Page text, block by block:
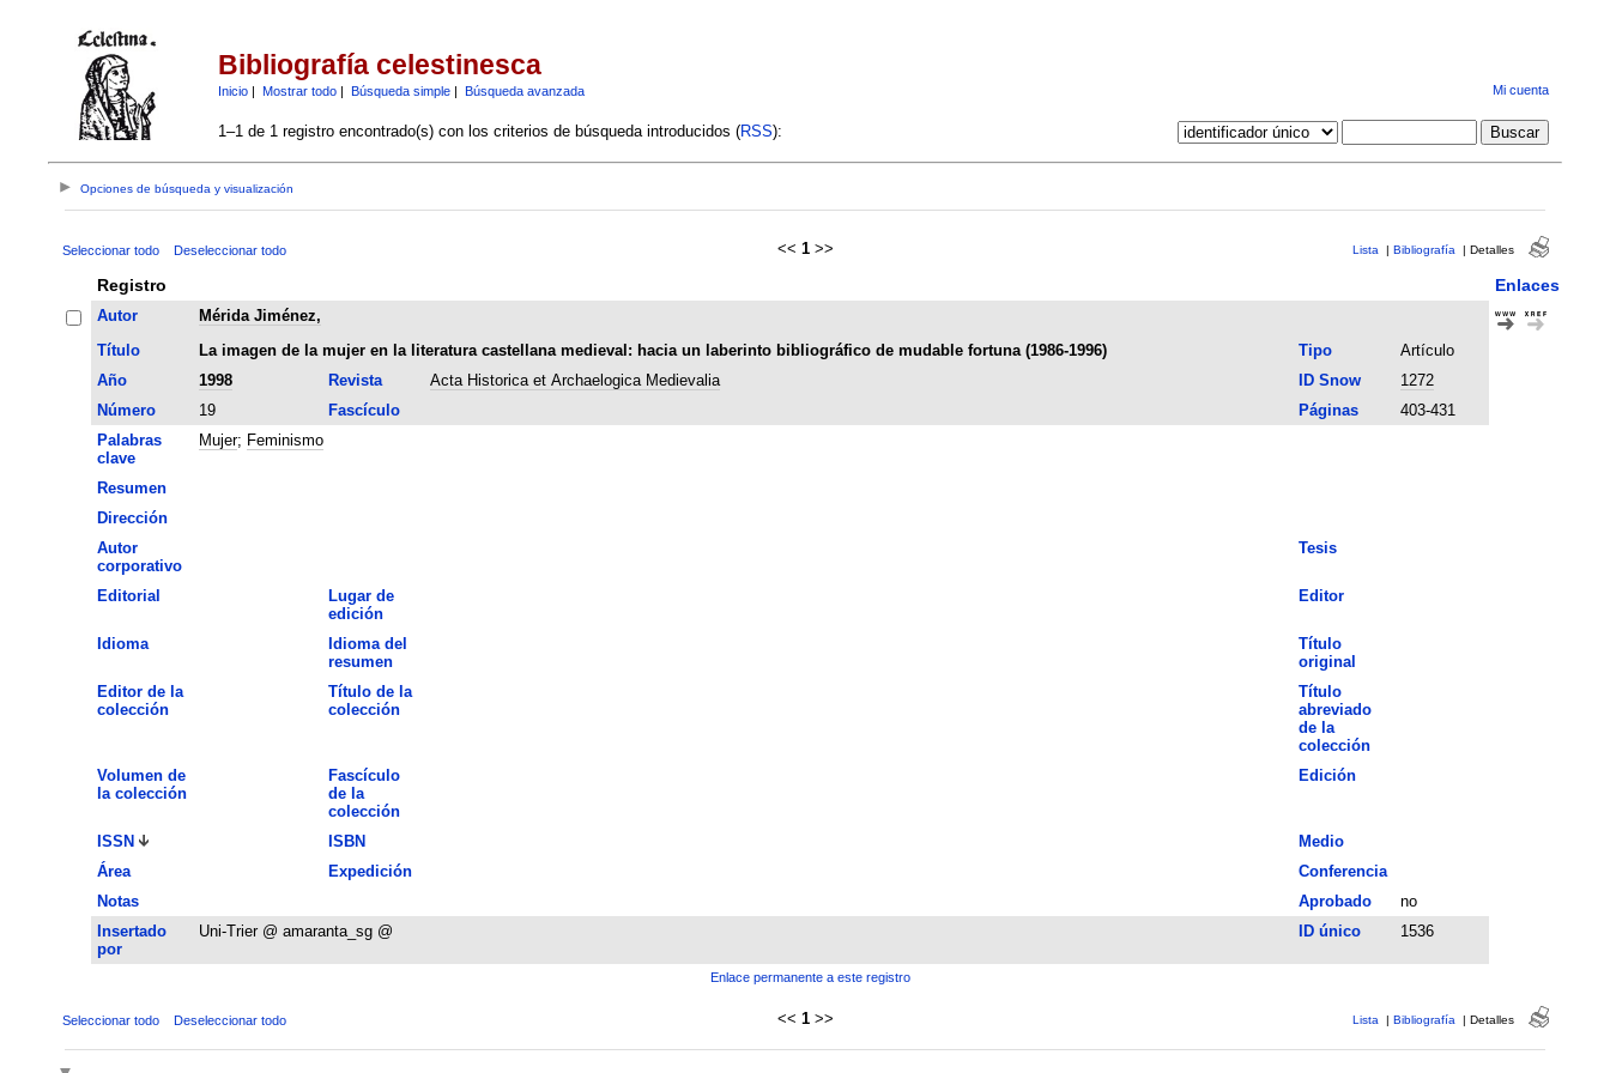
Bibliografía celestinesca
Inicio| Mostrar todo| Búsqueda simple| Búsqueda avanzada Mi cuenta
1–1 de 1 registro encontrado(s) con los criterios de búsqueda introducidos (RSS):
Opciones de búsqueda y visualización
Seleccionar todo Deseleccionar todo << 1 >> Lista | Bibliografía | Detalles
Registro Enlaces
Autor
Mérida Jiménez,
Título
La imagen de la mujer en la literatura castellana medieval: hacia un laberinto bibliográfico de mudable fortuna (1986-1996) Tipo
Artículo
Año
1998 Revista Acta Historica et Archaelogica Medievalia ID Snow
1272
Número
19 Fascículo Páginas
403-431
Palabras
clave
Mujer; Feminismo
Resumen
Dirección
Autor
corporativo
Tesis
Editorial
Lugar de
edición
Editor
Idioma
Idioma del
resumen
Título
original
Editor de la
colección
Título de la
colección
Título
abreviado
de la
colección
Volumen de
la colección
Fascículo
de la
colección
Edición
ISSN ISBN
Medio
Área
Expedición
Conferencia
Notas
Aprobado
no
Insertado
por
Uni-Trier @ amaranta_sg @ ID único 1536
Enlace permanente a este registro
Seleccionar todo Deseleccionar todo << 1 >> Lista | Bibliografía | Detalles